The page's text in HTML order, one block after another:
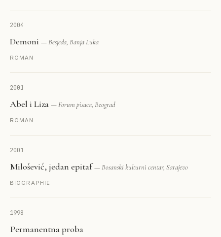
2004
Demoni — Besjeda, Banja Luka
ROMAN
2001
Abel i Liza — Forum pisaca, Beograd
ROMAN
2001
Milošević, jedan epitaf — Bosanski kulturni centar, Sarajevo
BIOGRAPHIE
1998
Permanentna proba